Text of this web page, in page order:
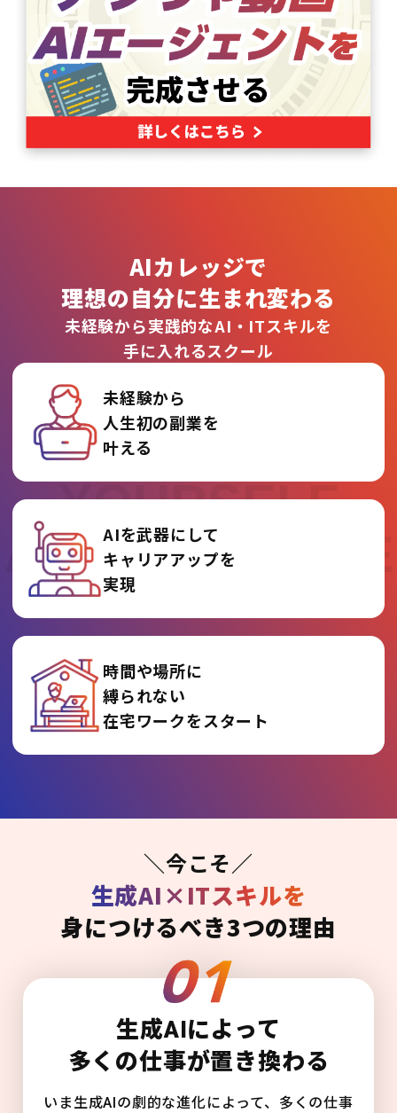
REINVENT
YOURSELF
AT AI COLLEGE
AIカレッジで
理想の自分に生まれ変わる
未経験から実践的なAI・ITスキルを
手に入れるスクール
未経験から
人生初の副業を
叶える
AIを武器にして
キャリアアップを
実現
時間や場所に
縛られない
在宅ワークをスタート
＼今こそ／
生成AI×ITスキルを
身につけるべき3つの理由
生成AIによって
多くの仕事が置き換わる
いま生成AIの劇的な進化によって、多くの仕事